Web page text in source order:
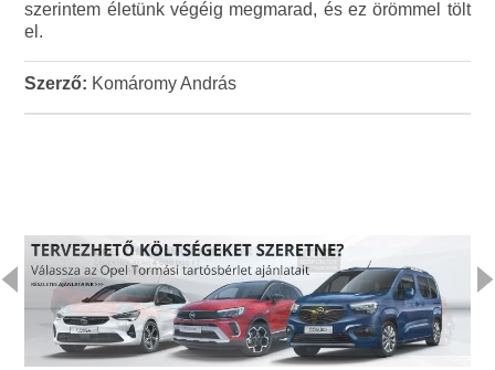
szerintem életünk végéig megmarad, és ez örömmel tölt
el.
Szerző: Komáromy András